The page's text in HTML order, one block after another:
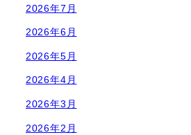
2026年7月
2026年6月
2026年5月
2026年4月
2026年3月
2026年2月